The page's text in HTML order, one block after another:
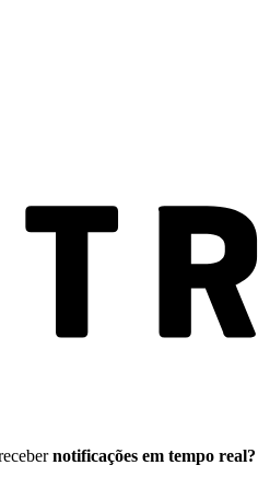
notificações em tempo real?